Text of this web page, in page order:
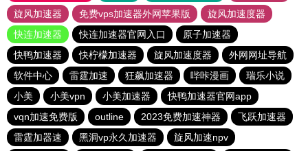
旋风加速器
免费vps加速器外网苹果版
旋风加速度器
快连加速器
快连加速器官网入口
原子加速器
快鸭加速器
快柠檬加速器 旋风加速度器
外网网址导航
软件中心
雷霆加速 狂飙加速器 哔咔漫画
瑞乐小说
小美
小美vpn 小美加速器
快鸭加速器官网app
vqn加速免费版
outline 2023免费加速神器
飞跃加速器
雷霆加器速
黑洞vp永久加速器 旋风加速npv